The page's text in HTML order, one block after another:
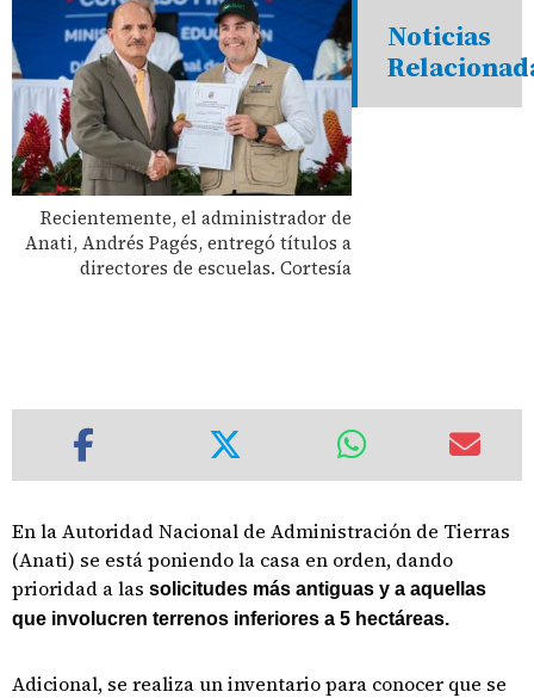
Recientemente, el administrador de
Anati, Andrés Pagés, entregó títulos a
directores de escuelas. Cortesía
Noticias
En la Autoridad Nacional de Administración de Tierras
(Anati) se está poniendo la casa en orden, dando
prioridad a las solicitudes más antiguas y a aquellas
que involucren terrenos inferiores a 5 hectáreas.
Adicional, se realiza un inventario para conocer que se